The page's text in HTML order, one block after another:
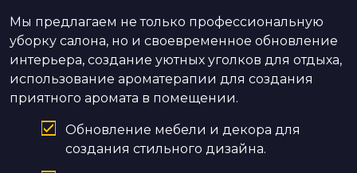
Мы предлагаем не только профессиональную
уборку салона, но и своевременное обновление
интерьера, создание уютных уголков для отдыха,
использование ароматерапии для создания
приятного аромата в помещении.
Обновление мебели и декора для
создания стильного дизайна.